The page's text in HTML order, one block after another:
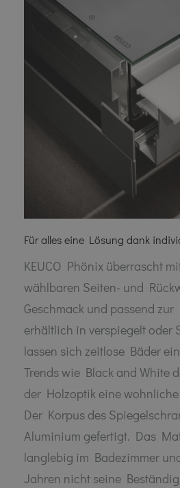
Für alles eine Lösung dank
KEUCO Phönix überrascht
wählbaren Seiten- und
Geschmack und passend
erhältlich in verspiegelt oder
lassen sich zeitlose Bäder
Trends wie Black and White
der Holzoptik eine
Der Korpus des
Aluminium gefertigt. Das
langlebig im Badezimmer
Jahren nicht seine